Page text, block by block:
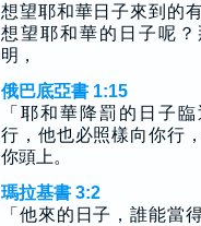
想望耶和華日子來到的
想望耶和華的日子呢
明，
俄巴底亞書 1:15
「耶和華降罰的日子
行，他也必照樣向你行
你頭上。
瑪拉基書 3:2
「他來的日子，誰能當